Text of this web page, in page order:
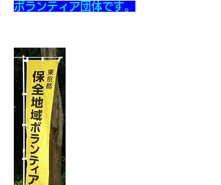
ボランティア団体です。